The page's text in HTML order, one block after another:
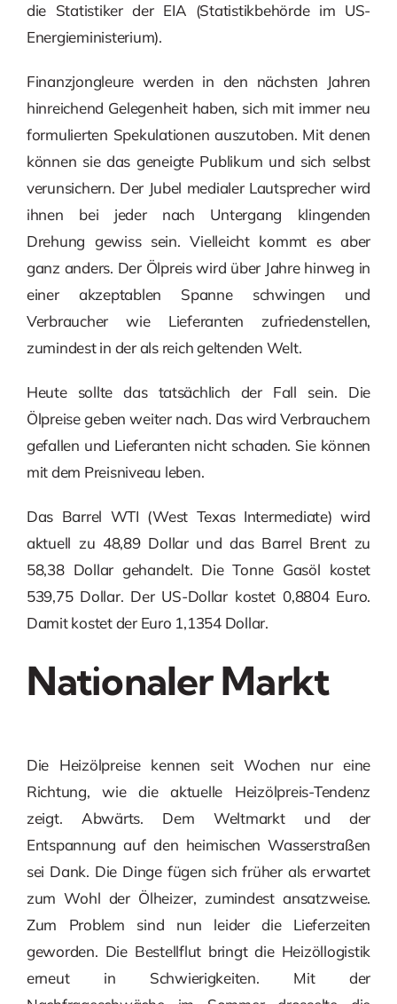
die Statistiker der EIA (Statistikbehörde im US-
Energieministerium).
Finanzjongleure werden in den nächsten Jahren
hinreichend Gelegenheit haben, sich mit immer neu
formulierten Spekulationen auszutoben. Mit denen
können sie das geneigte Publikum und sich selbst
verunsichern. Der Jubel medialer Lautsprecher wird
ihnen bei jeder nach Untergang klingenden
Drehung gewiss sein. Vielleicht kommt es aber
ganz anders. Der Ölpreis wird über Jahre hinweg in
einer akzeptablen Spanne schwingen und
Verbraucher wie Lieferanten zufriedenstellen,
zumindest in der als reich geltenden Welt.
Heute sollte das tatsächlich der Fall sein. Die
Ölpreise geben weiter nach. Das wird Verbrauchern
gefallen und Lieferanten nicht schaden. Sie können
mit dem Preisniveau leben.
Das Barrel WTI (West Texas Intermediate) wird
aktuell zu 48,89 Dollar und das Barrel Brent zu
58,38 Dollar gehandelt. Die Tonne Gasöl kostet
539,75 Dollar. Der US-Dollar kostet 0,8804 Euro.
Damit kostet der Euro 1,1354 Dollar.
Nationaler Markt
Die Heizölpreise kennen seit Wochen nur eine
Richtung, wie die aktuelle Heizölpreis-Tendenz
zeigt. Abwärts. Dem Weltmarkt und der
Entspannung auf den heimischen Wasserstraßen
sei Dank. Die Dinge fügen sich früher als erwartet
zum Wohl der Ölheizer, zumindest ansatzweise.
Zum Problem sind nun leider die Lieferzeiten
geworden. Die Bestellflut bringt die Heizöllogistik
erneut in Schwierigkeiten. Mit der